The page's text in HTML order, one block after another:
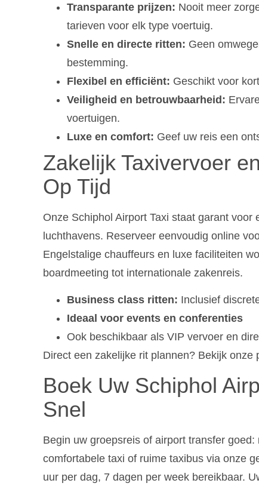
Transparante prijzen: Nooit meer
tarieven voor elk type voertuig.
Snelle en directe ritten: Geen
bestemming.
Flexibel en efficiënt: Geschikt voor
Veiligheid en betrouwbaarheid:
voertuigen.
Luxe en comfort: Geef uw reis een
Zakelijk Taxivervoer
Op Tijd
Onze Schiphol Airport Taxi staat garant
luchthavens. Reserveer eenvoudig online
Engelstalige chauffeurs en luxe faciliteiten
boardmeeting tot internationale zakenreis.
Business class ritten: Inclusief
Ideaal voor events en conferenties
Ook beschikbaar als VIP vervoer en
Direct een zakelijke rit plannen? Bekijk onze
Boek Uw Schiphol
Snel
Begin uw groepsreis of airport transfer
comfortabele taxi of ruime taxibus via onze
uur per dag, 7 dagen per week bereikbaar.